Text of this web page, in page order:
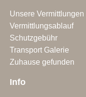
Unsere Vermittlungen
Vermittlungsablauf
Schutzgebühr
Transport Galerie
Zuhause gefunden
Info